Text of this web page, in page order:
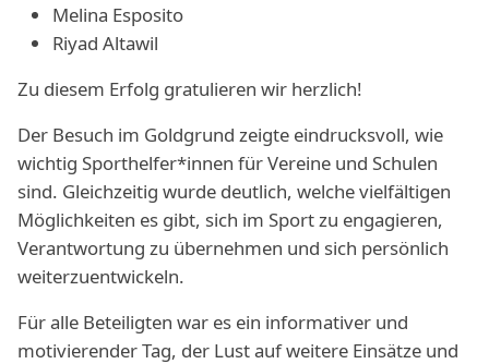
Melina Esposito
Riyad Altawil
Zu diesem Erfolg gratulieren wir herzlich!
Der Besuch im Goldgrund zeigte eindrucksvoll, wie
wichtig Sporthelfer*innen für Vereine und Schulen
sind. Gleichzeitig wurde deutlich, welche vielfältigen
Möglichkeiten es gibt, sich im Sport zu engagieren,
Verantwortung zu übernehmen und sich persönlich
weiterzuentwickeln.
Für alle Beteiligten war es ein informativer und
motivierender Tag, der Lust auf weitere Einsätze und